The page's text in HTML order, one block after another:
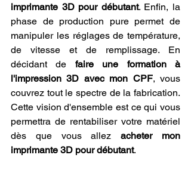
imprimante 3D pour débutant. Enfin, la
phase de production pure permet de
manipuler les réglages de température,
de vitesse et de remplissage. En
décidant de faire une formation à
l'impression 3D avec mon CPF, vous
couvrez tout le spectre de la fabrication.
Cette vision d'ensemble est ce qui vous
permettra de rentabiliser votre matériel
dès que vous allez acheter mon
imprimante 3D pour débutant.